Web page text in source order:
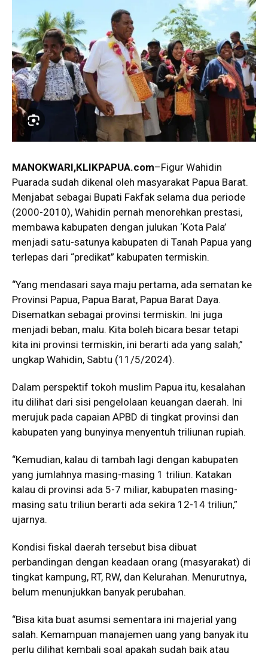
MANOKWARI,KLIKPAPUA.com–Figur Wahidin
Puarada sudah dikenal oleh masyarakat Papua Barat.
Menjabat sebagai Bupati Fakfak selama dua periode
(2000-2010), Wahidin pernah menorehkan prestasi,
membawa kabupaten dengan julukan ‘Kota Pala’
menjadi satu-satunya kabupaten di Tanah Papua yang
terlepas dari “predikat” kabupaten termiskin.
“Yang mendasari saya maju pertama, ada sematan ke
Provinsi Papua, Papua Barat, Papua Barat Daya.
Disematkan sebagai provinsi termiskin. Ini juga
menjadi beban, malu. Kita boleh bicara besar tetapi
kita ini provinsi termiskin, ini berarti ada yang salah,”
ungkap Wahidin, Sabtu (11/5/2024).
Dalam perspektif tokoh muslim Papua itu, kesalahan
itu dilihat dari sisi pengelolaan keuangan daerah. Ini
merujuk pada capaian APBD di tingkat provinsi dan
kabupaten yang bunyinya menyentuh triliunan rupiah.
“Kemudian, kalau di tambah lagi dengan kabupaten
yang jumlahnya masing-masing 1 triliun. Katakan
kalau di provinsi ada 5-7 miliar, kabupaten masing-
masing satu triliun berarti ada sekira 12-14 triliun,”
ujarnya.
Kondisi fiskal daerah tersebut bisa dibuat
perbandingan dengan keadaan orang (masyarakat) di
tingkat kampung, RT, RW, dan Kelurahan. Menurutnya,
belum menunjukkan banyak perubahan.
“Bisa kita buat asumsi sementara ini majerial yang
salah. Kemampuan manajemen uang yang banyak itu
perlu dilihat kembali soal apakah sudah baik atau